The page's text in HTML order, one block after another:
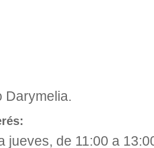
Darymelia.
jueves, de 11:00 a